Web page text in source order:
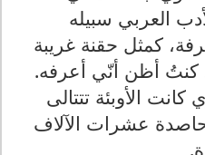
العربي سبيله
كمثل حقنة غريبة
أظن أنّي أعرفه.
الأوبئة تتتالى
عشرات الآلاف